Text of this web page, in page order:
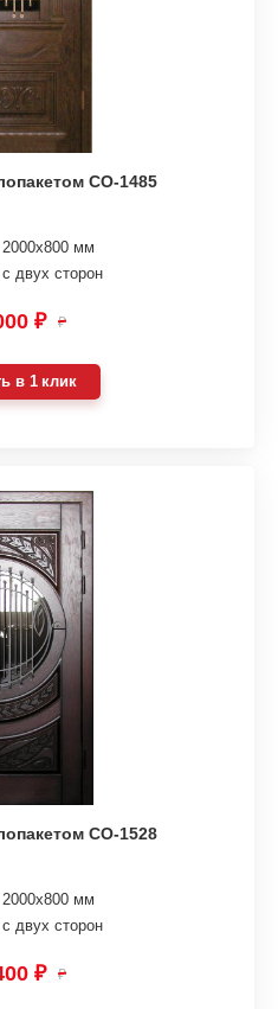
СО-1485
мм
двух сторон
₽ ₽
в 1 клик
СО-1528
мм
двух сторон
₽ ₽